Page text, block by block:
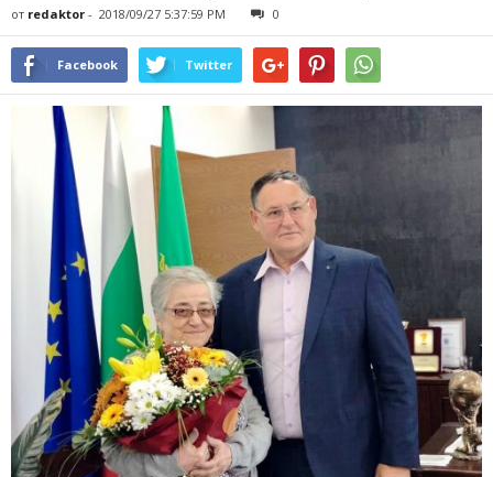
от redaktor - 2018/09/27 5:37:59 PM 0
Facebook Twitter